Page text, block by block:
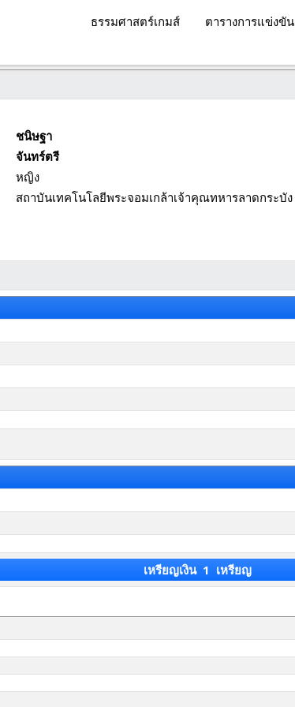
ธรรมศาสตร์เกมส์ ตารางการแข่งขัน
ชนิษฐา
จันทร์ตรี
หญิง
สถาบันเทคโนโลยีพระจอมเกล้าเจ้าคุณทหารลาดกระบัง
เหรียญเงิน 1 เหรียญ